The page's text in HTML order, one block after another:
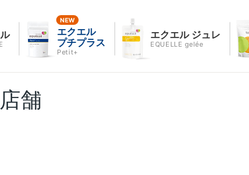
エクエル
プチプラス
Petit+
エクエル ジュレ
EQUELLE gelée
舗